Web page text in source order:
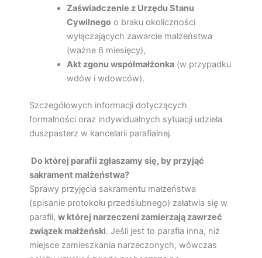
Zaświadczenie z Urzędu Stanu
Cywilnegoo braku okoliczności
wyłączających zawarcie małżeństwa
(ważne 6 miesięcy),
Akt zgonu współmałżonka(w przypadku
wdów i wdowców).
Szczegółowych informacji dotyczących
formalności oraz indywidualnych sytuacji udziela
duszpasterz w kancelarii parafialnej.
Do której parafii zgłaszamy się, by przyjąć
sakrament małżeństwa?
Sprawy przyjęcia sakramentu małżeństwa
(spisanie protokołu przedślubnego) załatwia się w
parafii, w której narzeczeni zamierzają zawrzeć
związek małżeński. Jeśli jest to parafia inna, niż
miejsce zamieszkania narzeczonych, wówczas